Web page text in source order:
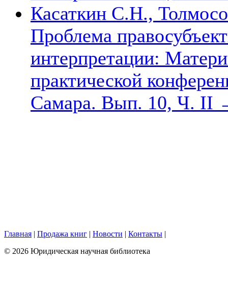
Касаткин С.Н.,
Проблема
интерпретации:
практической
Самара. Вып. 10, Ч. II
Главная | Продажа книг | Новости | Контакты |
© 2026 Юридическая научная библиотека